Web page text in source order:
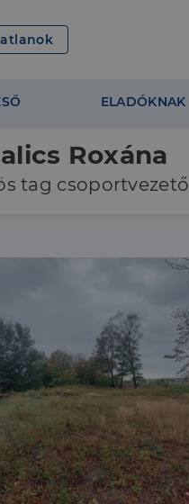
ELADÓKNAK
Roxána
tag csoportvezető